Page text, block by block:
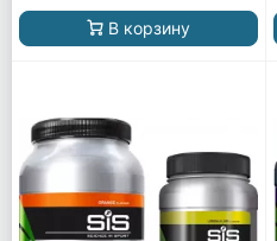
В корзину